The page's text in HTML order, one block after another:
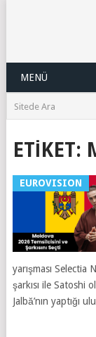
MENÜ
ETIKET:
EUROVISION
yarışması Selectia
şarkısı ile Satoshi
Jalbă’nın yaptığı